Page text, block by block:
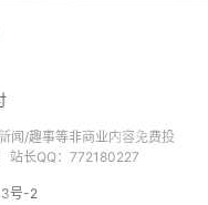
闻/趣事等非商业内容免费投
站长QQ：772180227
号-2